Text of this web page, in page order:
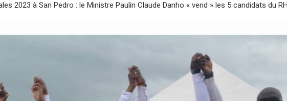
2023 à San Pedro : le Ministre Paulin Claude Danho « vend » les 5 candidats du